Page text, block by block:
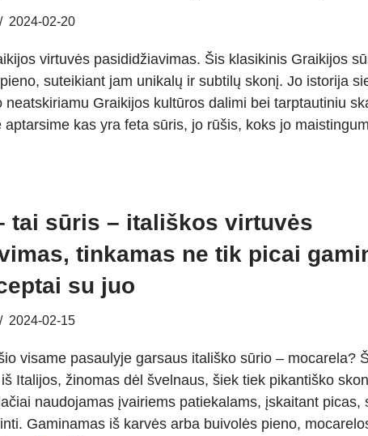
2024-02-20
virtuvės pasididžiavimas. Šis klasikinis Graikijos
suteikiant jam unikalų ir subtilų skonį. Jo istorija
neatskiriamu Graikijos kultūros dalimi bei tarptautiniu
aptarsime kas yra feta sūris, jo rūšis, koks jo
tai sūris – itališkos virtuvės
tinkamas ne tik picai
su juo
2024-02-15
visame pasaulyje garsaus itališko sūrio – mocarela?
Italijos, žinomas dėl švelnaus, šiek tiek pikantiško
naudojamas įvairiems patiekalams, įskaitant picas,
Gaminamas iš karvės arba buivolės pieno,